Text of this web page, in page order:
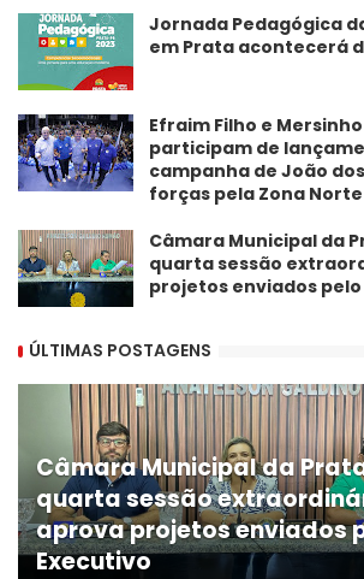
Jornada Pedagógica
em Prata acontecerá
Efraim Filho e
participam de
campanha de João
forças pela Zona
Câmara Municipal da
quarta sessão
projetos enviados
ÚLTIMAS POSTAGENS
Câmara Municipal da
quarta sessão
aprova projetos enviados
Executivo